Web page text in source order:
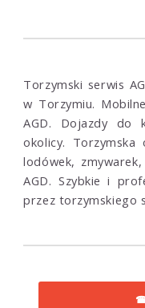
Torzymski serwis
w Torzymiu.
AGD. Dojazdy do
okolicy. Torzymska
lodówek,
AGD. Szybkie i
przez torzymskiego